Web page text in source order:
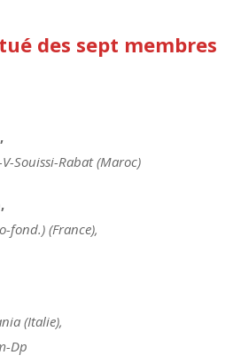
des sept membres
,
Souissi-Rabat (Maroc)
,
fond.) (France),
(Italie),
Dp